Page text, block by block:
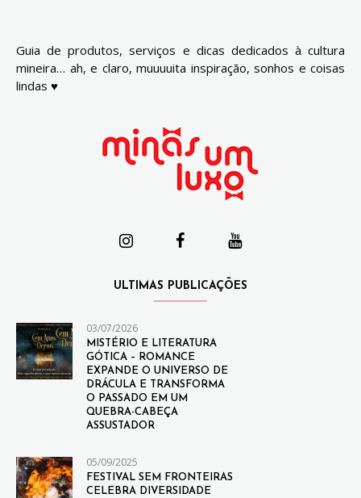
Guia de produtos, serviços e dicas dedicados à cultura
mineira… ah, e claro, muuuuita inspiração, sonhos e coisas
lindas ♥
ULTIMAS PUBLICAÇÕES
03/07/2026
MISTÉRIO E LITERATURA
GÓTICA – ROMANCE
EXPANDE O UNIVERSO DE
DRÁCULA E TRANSFORMA
O PASSADO EM UM
QUEBRA-CABEÇA
ASSUSTADOR
05/09/2025
FESTIVAL SEM FRONTEIRAS
CELEBRA DIVERSIDADE